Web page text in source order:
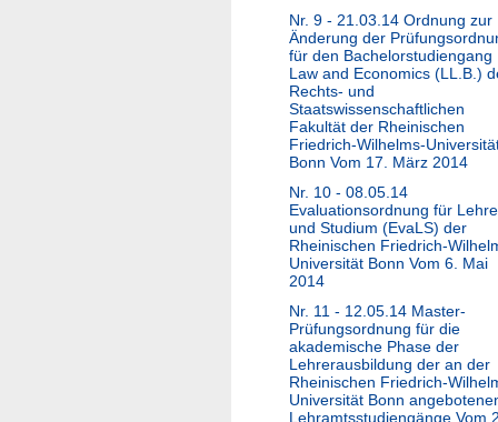
Nr. 9 - 21.03.14 Ordnung zur
Änderung der
für den Bachelorstudiengang
Law and Economics (LL.B.)
Rechts- und
Staatswissenschaftlichen
Fakultät der Rheinischen
Friedrich-Wilhelms-
Bonn Vom 17. März 2014
Nr. 10 - 08.05.14
Evaluationsordnung für Lehre
und Studium (EvaLS) der
Rheinischen Friedrich-
Universität Bonn Vom 6. Mai
2014
Nr. 11 - 12.05.14 Master-
Prüfungsordnung für die
akademische Phase der
Lehrerausbildung der an der
Rheinischen Friedrich-
Universität Bonn
Lehramtsstudiengänge Vom